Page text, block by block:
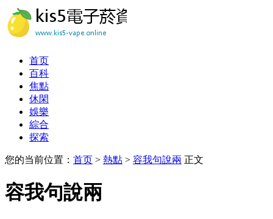
首页
百科
焦點
休閑
娛樂
綜合
探索
您的当前位置： 首页 > 熱點 > 容我句說兩 正文
容我句說兩